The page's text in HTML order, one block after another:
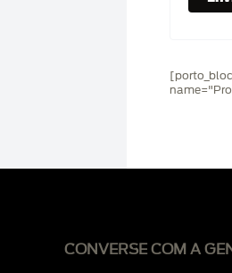
CONVERSE COM A